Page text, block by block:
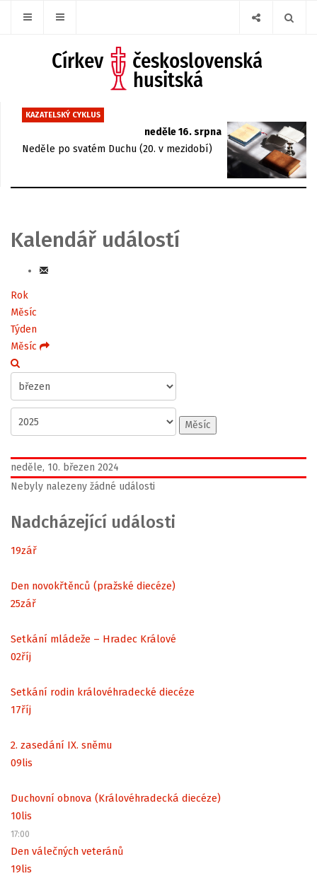
KAZATELSKÝ CYKLUS
neděle 16. srpna
Neděle po svatém Duchu (20. v mezidobí)
Kalendář událostí
Rok
Měsíc
Týden
Měsíc
Měsíc
neděle, 10. březen 2024
Nebyly nalezeny žádné události
Nadcházející události
19zář
Den novokřtěnců (pražské diecéze)
25zář
Setkání mládeže – Hradec Králové
02říj
Setkání rodin královéhradecké diecéze
17říj
2. zasedání IX. sněmu
09lis
Duchovní obnova (Královéhradecká diecéze)
10lis
17:00
Den válečných veteránů
19lis